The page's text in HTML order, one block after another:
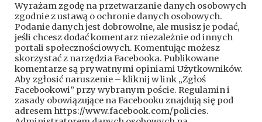
człowiek ma przy tym frajdę. Formalnie jesteśmy
kroniką przygód, wypraw i historycznych absurdów, z
jakimi mierzy się Fundacja Skryptorium, ale opisujemy
też przygody naszych przyjaciół. Bywa więc, że taplamy
się w bagnach, kopiemy z archeologami, przeciskamy
przez bunkry i tunele, błądzimy po ruinach albo
próbujemy ustalić, kto wpadł na pomysł zbudowania
czegoś dokładnie pośrodku mokradeł.
A wszystko po to, żeby pokazać, że historia nie jest
nudnym rozdziałem z podręcznika. To przygoda.
Czasem brudna, czasem szalona, czasem całkiem
wzruszająca, a czasem poważna.
Kontakt do nas: kontakt@szlakiem.lat
Wyrażam zgodę na przetwarzanie danych osobowych
zgodnie z ustawą o ochronie danych osobowych.
Podanie danych jest dobrowolne, ale musisz je podać,
jeśli chcesz dodać komentarz niezależnie od innych
portali społecznościowych. Komentując możesz
skorzystać z narzędzia Facebooka. Publikowane
komentarze są prywatnymi opiniami Użytkowników.
Aby zgłosić naruszenie – kliknij w link „Zgłoś
Facebookowi” przy wybranym poście. Regulamin i
zasady obowiązujące na Facebooku znajdują się pod
adresem https://www.facebook.com/policies.